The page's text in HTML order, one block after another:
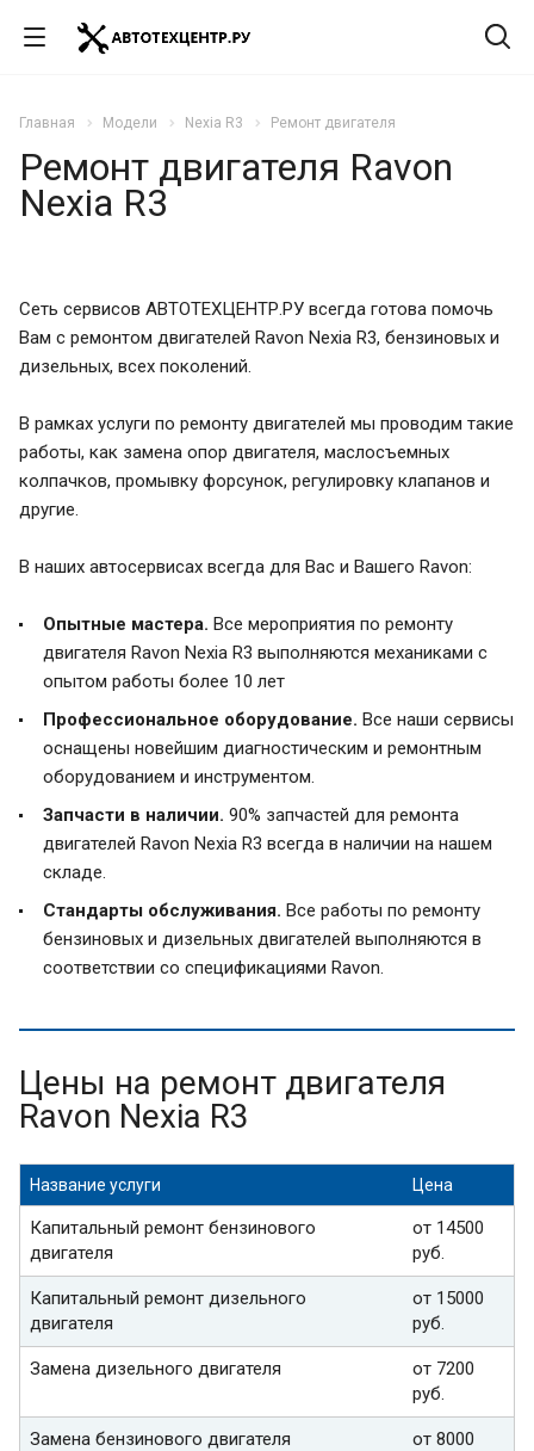
Главная Модели Nexia R3 Ремонт двигателя
Ремонт двигателя Ravon
Nexia R3
Сеть сервисов АВТОТЕХЦЕНТР.РУ всегда готова помочь
Вам с ремонтом двигателей Ravon Nexia R3, бензиновых и
дизельных, всех поколений.
В рамках услуги по ремонту двигателей мы проводим такие
работы, как замена опор двигателя, маслосъемных
колпачков, промывку форсунок, регулировку клапанов и
другие.
В наших автосервисах всегда для Вас и Вашего Ravon:
Опытные мастера. Все мероприятия по ремонту
двигателя Ravon Nexia R3 выполняются механиками с
опытом работы более 10 лет
Профессиональное оборудование. Все наши сервисы
оснащены новейшим диагностическим и ремонтным
оборудованием и инструментом.
Запчасти в наличии. 90% запчастей для ремонта
двигателей Ravon Nexia R3 всегда в наличии на нашем
складе.
Стандарты обслуживания. Все работы по ремонту
бензиновых и дизельных двигателей выполняются в
соответствии со спецификациями Ravon.
Цены на ремонт двигателя
Ravon Nexia R3
Название услуги Цена
Капитальный ремонт бензинового
двигателя
от 14500
руб.
Капитальный ремонт дизельного
двигателя
от 15000
руб.
Замена дизельного двигателя
от 7200
руб.
Замена бензинового двигателя
от 8000